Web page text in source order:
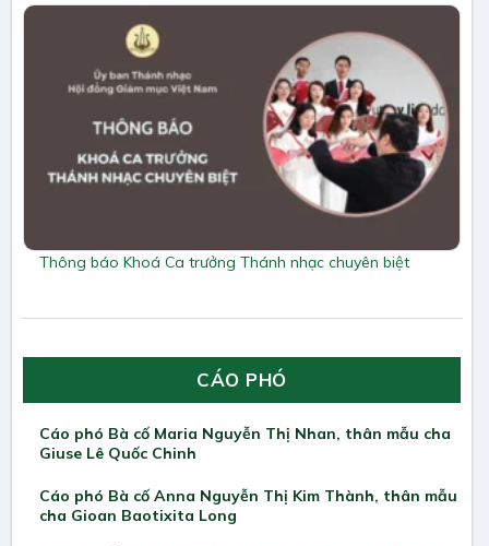
Thông báo Khoá Ca trưởng Thánh nhạc chuyên biệt
CÁO PHÓ
Cáo phó Bà cố Maria Nguyễn Thị Nhan, thân mẫu cha
Giuse Lê Quốc Chinh
Cáo phó Bà cố Anna Nguyễn Thị Kim Thành, thân mẫu
cha Gioan Baotixita Long